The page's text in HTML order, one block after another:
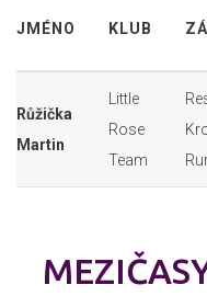
JMÉNO KLUB
Růžička
Martin
Little
Rose
Team